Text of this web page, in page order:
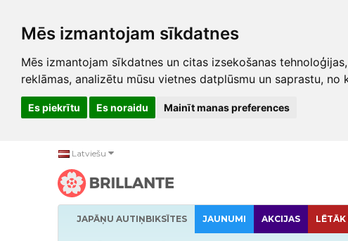
Mēs izmantojam sīkdatnes
Mēs izmantojam sīkdatnes un citas izsekošanas
reklāmas, analizētu mūsu vietnes datplūsmu un saprastu, no
Es piekrītu Es noraidu Mainīt manas preferences
Latviešu
JAPĀŅU AUTIŅBIKSĪTES JAUNUMI AKCIJAS LĒTĀK